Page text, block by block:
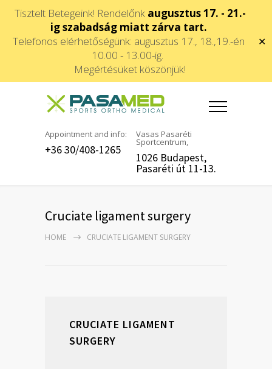
Tisztelt Betegeink! Rendelőnk augusztus 17. - 21.-
ig szabadság miatt zárva tart.
Telefonos elérhetőségünk: augusztus 17., 18.,19.-én
10.00 - 13.00-ig.
Megértésüket köszönjük!
✕
Appointment and info:
+36 30/408-1265
Vasas Pasaréti
Sportcentrum,
1026 Budapest,
Pasaréti út 11-13.
Cruciate ligament surgery
HOME CRUCIATE LIGAMENT SURGERY
CRUCIATE LIGAMENT
SURGERY